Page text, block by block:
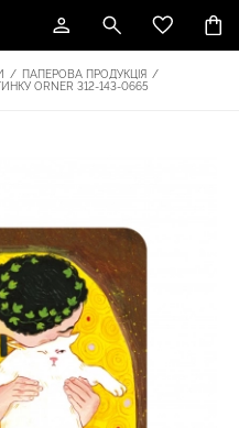
/ ПАПЕРОВА ПРОДУКЦІЯ
/
ORNER 312-143-0665